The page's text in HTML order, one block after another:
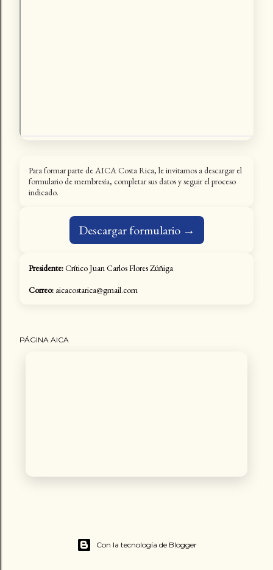
Para formar parte de AICA Costa Rica, le invitamos a descargar el
formulario de membresía, completar sus datos y seguir el proceso
indicado.
Descargar formulario →
Presidente:Crítico Juan Carlos Flores Zúñiga
Correo: aicacostarica@gmail.com
PÁGINA AICA
Con la tecnología de Blogger